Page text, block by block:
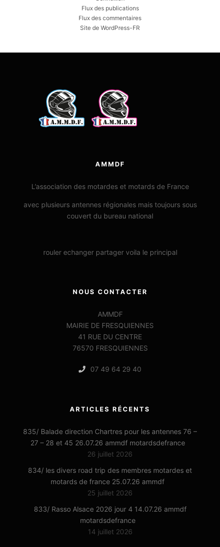
Flux des publications
Flux des commentaires
Site de WordPress-FR
AMMDF
L’association des motardes et motards de France
avec plusieurs antennes régionales mais toujours sous
couvert du bureau national
rouler echanger partager voila le principal
NOUS CONTACTER
AMMDF
MAIRIE DE FRESQUIENNES
41 RUE DU CENTRE
76570 FRESQUIENNES
07 49 64 29 40
ARTICLES RÉCENTS
835/ Balade direction Chartres pour les antennes 76 –
27 – 28 et 45 26.07.26 ammdf motardsdefrance
26 juillet 2026
834/ les divers road trip des membres motardes et
motards de france 25.07.26 ammdf
25 juillet 2026
833/ Rasso Alsace 2026 jour 4 14.07.26 ammdf
motardsdefrance
14 juillet 2026